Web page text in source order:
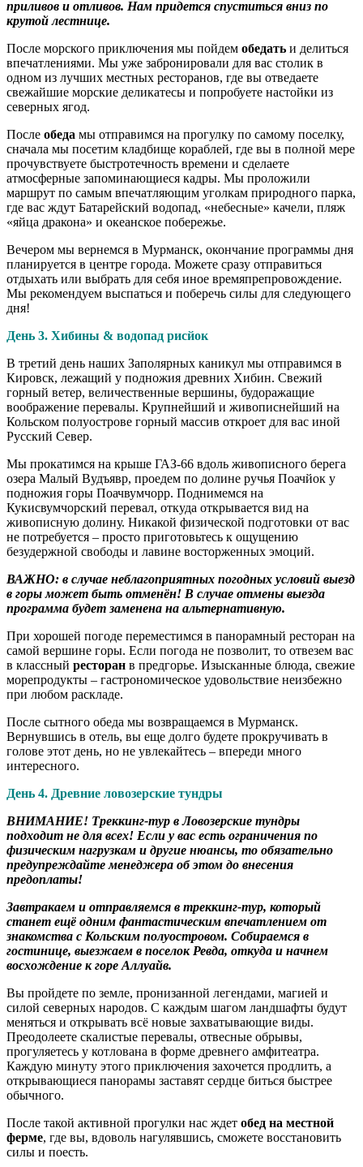
приливов и отливов. Нам придется спуститься вниз по
крутой лестнице.
После морского приключения мы пойдем обедать и делиться
впечатлениями. Мы уже забронировали для вас столик в
одном из лучших местных ресторанов, где вы отведаете
свежайшие морские деликатесы и попробуете настойки из
северных ягод.
После обеда мы отправимся на прогулку по самому поселку,
сначала мы посетим кладбище кораблей, где вы в полной мере
прочувствуете быстротечность времени и сделаете
атмосферные запоминающиеся кадры. Мы проложили
маршрут по самым впечатляющим уголкам природного парка,
где вас ждут Батарейский водопад, «небесные» качели, пляж
«яйца дракона» и океанское побережье.
Вечером мы вернемся в Мурманск, окончание программы дня
планируется в центре города. Можете сразу отправиться
отдыхать или выбрать для себя иное времяпрепровождение.
Мы рекомендуем выспаться и поберечь силы для следующего
дня!
День 3. Хибины & водопад рисйок
В третий день наших Заполярных каникул мы отправимся в
Кировск, лежащий у подножия древних Хибин. Свежий
горный ветер, величественные вершины, будоражащие
воображение перевалы. Крупнейший и живописнейший на
Кольском полуострове горный массив откроет для вас иной
Русский Север.
Мы прокатимся на крыше ГАЗ-66 вдоль живописного берега
озера Малый Вудъявр, проедем по долине ручья Поачйок у
подножия горы Поачвумчорр. Поднимемся на
Кукисвумчорский перевал, откуда открывается вид на
живописную долину. Никакой физической подготовки от вас
не потребуется – просто приготовьтесь к ощущению
безудержной свободы и лавине восторженных эмоций.
ВАЖНО: в случае неблагоприятных погодных условий выезд
в горы может быть отменён! В случае отмены выезда
программа будет заменена на альтернативную.
При хорошей погоде переместимся в панорамный ресторан на
самой вершине горы. Если погода не позволит, то отвезем вас
в классный ресторан в предгорье. Изысканные блюда, свежие
морепродукты – гастрономическое удовольствие неизбежно
при любом раскладе.
После сытного обеда мы возвращаемся в Мурманск.
Вернувшись в отель, вы еще долго будете прокручивать в
голове этот день, но не увлекайтесь – впереди много
интересного.
День 4. Древние ловозерские тундры
ВНИМАНИЕ! Треккинг-тур в Ловозерские тундры
подходит не для всех! Если у вас есть ограничения по
физическим нагрузкам и другие нюансы, то обязательно
предупреждайте менеджера об этом до внесения
предоплаты!
Завтракаем и отправляемся в треккинг-тур, который
станет ещё одним фантастическим впечатлением от
знакомства с Кольским полуостровом. Собираемся в
гостинице, выезжаем в поселок Ревда, откуда и начнем
восхождение к горе Аллуайв.
Вы пройдете по земле, пронизанной легендами, магией и
силой северных народов. С каждым шагом ландшафты будут
меняться и открывать всё новые захватывающие виды.
Преодолеете скалистые перевалы, отвесные обрывы,
прогуляетесь у котлована в форме древнего амфитеатра.
Каждую минуту этого приключения захочется продлить, а
открывающиеся панорамы заставят сердце биться быстрее
обычного.
После такой активной прогулки нас ждет обед на местной
ферме, где вы, вдоволь нагулявшись, сможете восстановить
силы и поесть.